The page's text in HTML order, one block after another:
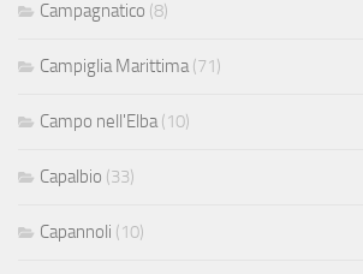
Campagnatico (8)
Campiglia Marittima (71)
Campo nell'Elba (10)
Capalbio (33)
Capannoli (10)